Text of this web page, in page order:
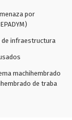
por
de infraestructura
machihembrado
de traba